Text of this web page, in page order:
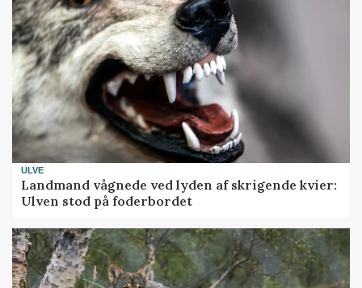
ULVE
Landmand vågnede ved lyden af skrigende kvier:
Ulven stod på foderbordet